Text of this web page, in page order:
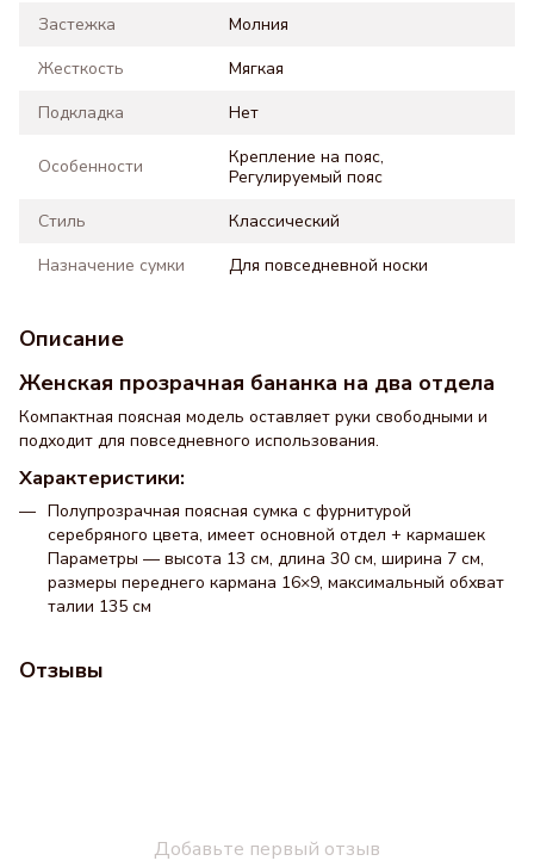
Застежка
Молния
Жесткость
Мягкая
Подкладка
Нет
Особенности
Крепление на пояс,
Регулируемый пояс
Стиль
Классический
Назначение сумки
Для повседневной носки
Описание
Женская прозрачная бананка на два отдела
Компактная поясная модель оставляет руки свободными и
подходит для повседневного использования.
Характеристики:
Полупрозрачная поясная сумка с фурнитурой
серебряного цвета, имеет основной отдел + кармашек
Параметры — высота 13 см, длина 30 см, ширина 7 см,
размеры переднего кармана 16×9, максимальный обхват
талии 135 см
Отзывы
Добавьте первый отзыв